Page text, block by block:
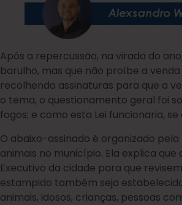
Após a repercussão, na virada do
barulho, mas que não proíbe a
recolhendo assinaturas para que a
o tema, o questionamento geral foi
fogos; e como esta Lei funcionaria,
O abaixo-assinado é organizado
animais no município. Ela explica
Executivo da cidade para que
estampido também seja
animais, idosos, crianças, pessoas